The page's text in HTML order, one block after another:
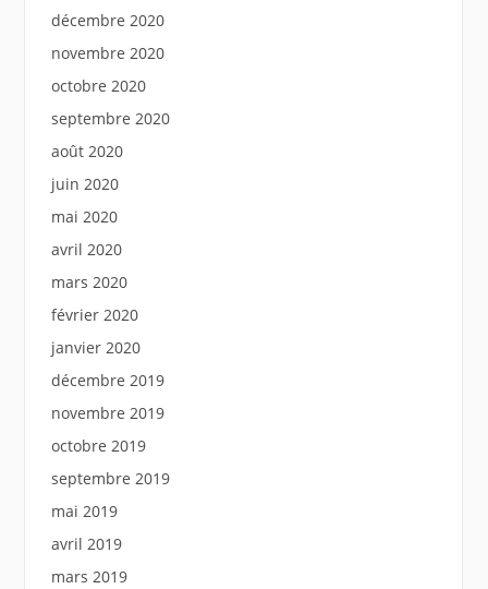
décembre 2020
novembre 2020
octobre 2020
septembre 2020
août 2020
juin 2020
mai 2020
avril 2020
mars 2020
février 2020
janvier 2020
décembre 2019
novembre 2019
octobre 2019
septembre 2019
mai 2019
avril 2019
mars 2019